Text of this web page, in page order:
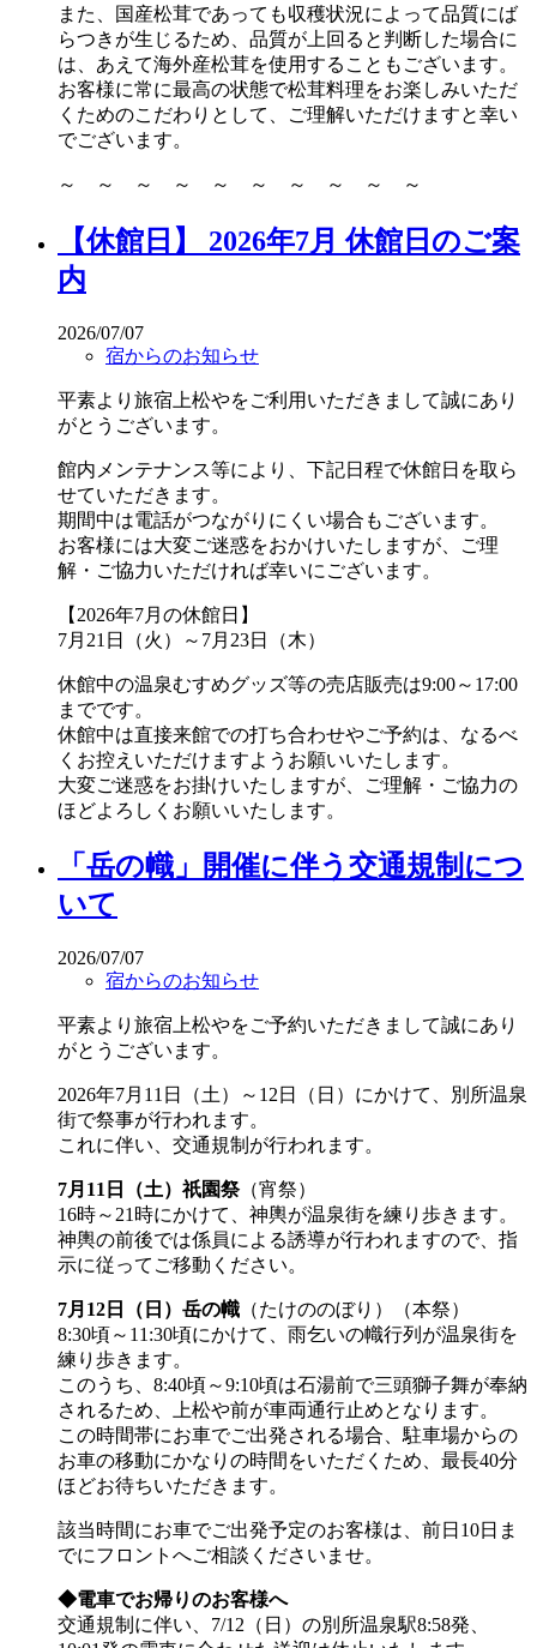
また、国産松茸であっても収穫状況によって品質にば
らつきが生じるため、品質が上回ると判断した場合に
は、あえて海外産松茸を使用することもございます。
お客様に常に最高の状態で松茸料理をお楽しみいただ
くためのこだわりとして、ご理解いただけますと幸い
でございます。
～ ～ ～ ～ ～ ～ ～ ～ ～ ～
【休館日】 2026年7月 休館日のご案
内
2026/07/07
宿からのお知らせ
平素より旅宿上松やをご利用いただきまして誠にあり
がとうございます。
館内メンテナンス等により、下記日程で休館日を取ら
せていただきます。
期間中は電話がつながりにくい場合もございます。
お客様には大変ご迷惑をおかけいたしますが、ご理
解・ご協力いただければ幸いにございます。
【2026年7月の休館日】
7月21日（火）～7月23日（木）
休館中の温泉むすめグッズ等の売店販売は9:00～17:00
までです。
休館中は直接来館での打ち合わせやご予約は、なるべ
くお控えいただけますようお願いいたします。
大変ご迷惑をお掛けいたしますが、ご理解・ご協力の
ほどよろしくお願いいたします。
「岳の幟」開催に伴う交通規制につ
いて
2026/07/07
宿からのお知らせ
平素より旅宿上松やをご予約いただきまして誠にあり
がとうございます。
2026年7月11日（土）～12日（日）にかけて、別所温泉
街で祭事が行われます。
これに伴い、交通規制が行われます。
7月11日（土）祇園祭（宵祭）
16時～21時にかけて、神輿が温泉街を練り歩きます。
神輿の前後では係員による誘導が行われますので、指
示に従ってご移動ください。
7月12日（日）岳の幟 （たけののぼり）（本祭）
8:30頃～11:30頃にかけて、雨乞いの幟行列が温泉街を
練り歩きます。
このうち、8:40頃～9:10頃は石湯前で三頭獅子舞が奉納
されるため、上松や前が車両通行止めとなります。
この時間帯にお車でご出発される場合、駐車場からの
お車の移動にかなりの時間をいただくため、最長40分
ほどお待ちいただきます。
該当時間にお車でご出発予定のお客様は、前日10日ま
でにフロントへご相談くださいませ。
◆電車でお帰りのお客様へ
交通規制に伴い、7/12（日）の別所温泉駅8:58発、